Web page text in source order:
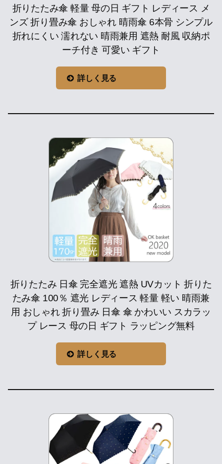
折りたたみ傘 軽量 母の日 ギフト レディース メ
ンズ 折り畳み傘 おしゃれ 晴雨傘 6本骨 シンプル
折れにくい 濡れない 晴雨兼用 遮熱 耐風 収納ポ
ーチ付き 可愛い ギフト
詳しく見る
折りたたみ 日傘 完全遮光 遮熱 UVカット 折りた
たみ傘 100％ 遮光 レディース 軽量 軽い 晴雨兼
用 おしゃれ 折り畳み 日傘 傘 かわいい スカラッ
プ レース 母の日 ギフト ラッピング無料
詳しく見る